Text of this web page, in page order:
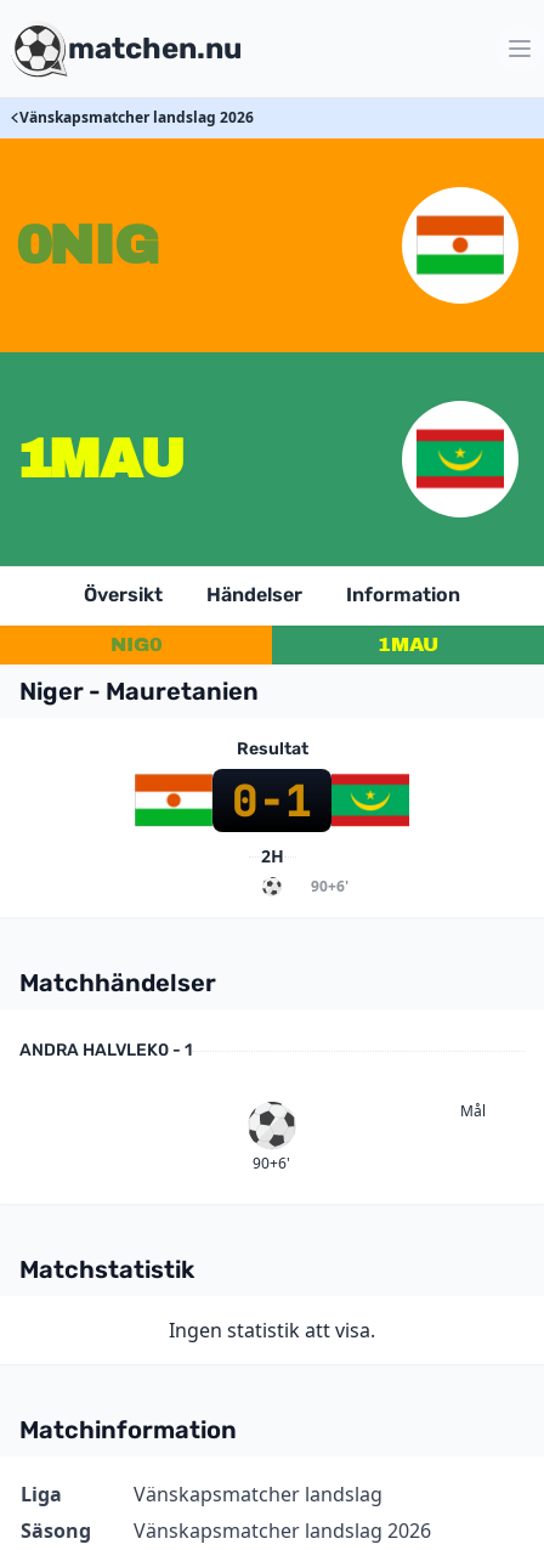
matchen.nu
Vänskapsmatcher landslag 2026
0NIG
1MAU
Översikt Händelser Information
NIG0 1MAU
Niger - Mauretanien
Resultat
0-1
2H
90+6'
Matchhändelser
ANDRA HALVLEK0 - 1
Mål
90+6'
Mål
Matchstatistik
Ingen statistik att visa.
Matchinformation
InformationVärde
Liga
Vänskapsmatcher landslag
Säsong
Vänskapsmatcher landslag 2026